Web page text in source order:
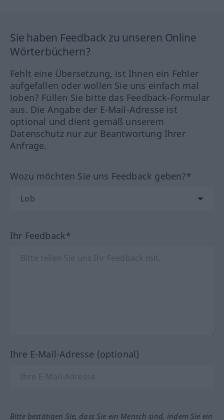
Sie haben Feedback zu unseren Online
Wörterbüchern?
Fehlt eine Übersetzung, ist Ihnen ein Fehler
aufgefallen oder wollen Sie uns einfach mal
loben? Füllen Sie bitte das Feedback-Formular
aus. Die Angabe der E-Mail-Adresse ist
optional und dient gemäß unserem
Datenschutz nur zur Beantwortung Ihrer
Anfrage.
Wozu möchten Sie uns Feedback geben?*
Ihr Feedback*
Ihre E-Mail-Adresse (optional)
Bitte bestätigen Sie, dass Sie ein Mensch sind, indem Sie ein